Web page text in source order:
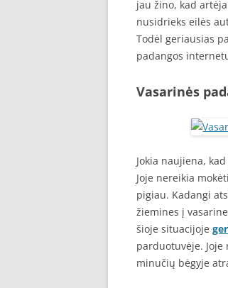
jau žino, kad
nusidrieks eilės
Todėl geriausias
padangos
Vasarinės
Jokia naujiena,
Joje nereikia
pigiau. Kadangi
žiemines į
šioje situacijoje
parduotuvėje.
minučių bėgyje